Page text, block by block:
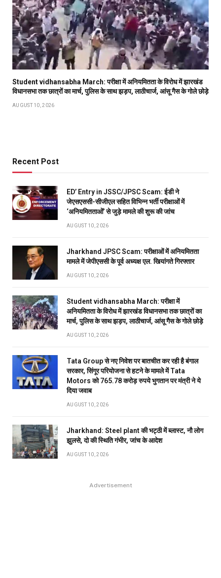
Student vidhansabha March: परीक्षा में अनियमितता के विरोध में झारखंड
विधानसभा तक छात्रों का मार्च, पुलिस के साथ झड़प, लाठीचार्ज, आंसू गैस के गोले छोड़े
AUGUST 10, 2026
Recent Post
ED’ Entry in JSSC/JPSC Scam: ईडी ने
जेएसएससी-सीजीएल सहित विभिन्न भर्ती परीक्षाओं में
‘अनियमितताओं’ से जुड़े मामले की शुरू की जांच
AUGUST 10, 2026
Jharkhand JPSC Scam: परीक्षाओं में अनियमितता
मामले में जेपीएससी के पूर्व अध्यक्ष एल. खियांगते गिरफ्तार
AUGUST 10, 2026
Student vidhansabha March: परीक्षा में
अनियमितता के विरोध में झारखंड विधानसभा तक छात्रों का
मार्च, पुलिस के साथ झड़प, लाठीचार्ज, आंसू गैस के गोले छोड़े
AUGUST 10, 2026
Tata Group से नए निवेश पर बातचीत कर रही है बंगाल
सरकार, सिंगूर परियोजना से हटने के मामले में Tata
Motors को 765.78 करोड़ रुपये भुगतान पर मंत्री ने ये
दिया जवाब
AUGUST 10, 2026
Jharkhand: Steel plant की भट्ठी में ब्लास्ट, नौ लोग
झुलसे, दो की स्थिति गंभीर, जांच के आदेश
AUGUST 10, 2026
Advertisement